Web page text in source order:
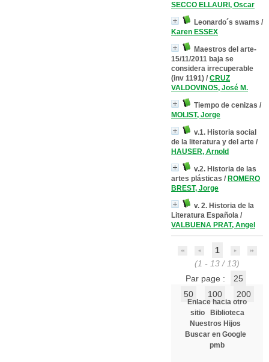
SECCO ELLAURI, Oscar
Leonardo´s swams /
Karen ESSEX
Maestros del arte-
15/11/2011 baja se
considera irrecuperable
(inv 1191) / CRUZ
VALDOVINOS, José M.
Tiempo de cenizas /
MOLIST, Jorge
v.1. Historia social
de la literatura y del arte /
HAUSER, Arnold
v.2. Historia de las
artes plásticas / ROMERO
BREST, Jorge
v. 2. Historia de la
Literatura Española /
VALBUENA PRAT, Angel
1
(1 - 13 / 13)
Par page :
25
50
100 200
Enlace hacia otro
sitio
Biblioteca
Nuestros Hijos
Buscar en Google
pmb